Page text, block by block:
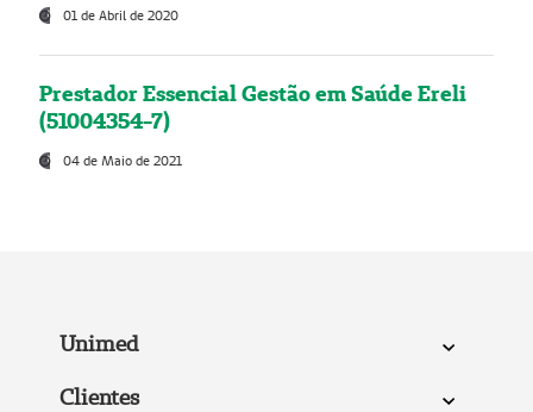
01 de Abril de 2020
Prestador Essencial Gestão em Saúde Ereli
(51004354-7)
04 de Maio de 2021
Unimed
Clientes